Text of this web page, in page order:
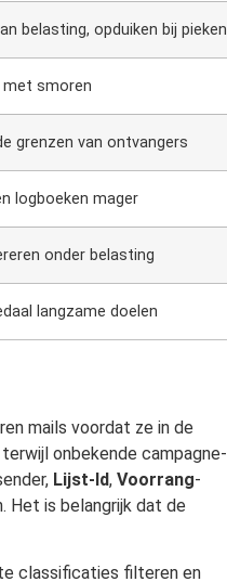
belasting, opduiken bij pieken
met smoren
grenzen van ontvangers
logboeken mager
onder belasting
langzame doelen
mails voordat ze in de
onbekende campagne-
Lijst-Id, Voorrang-
Het is belangrijk dat de
classificaties filteren en